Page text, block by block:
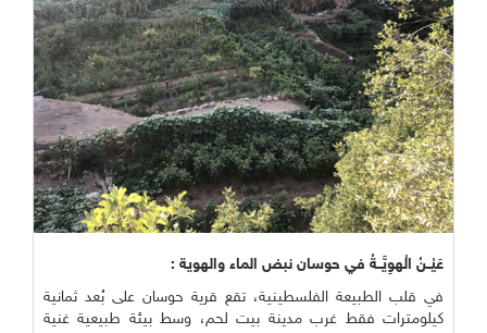
عَيْــنُ الْهوِيَّــةُ في حوسان نبض الماء والهوية :
في قلب الطبيعة الفلسطينية، تقع قرية حوسان على بُعد ثمانية
كيلومترات فقط غرب مدينة بيت لحم، وسط بيئة طبيعية غنية